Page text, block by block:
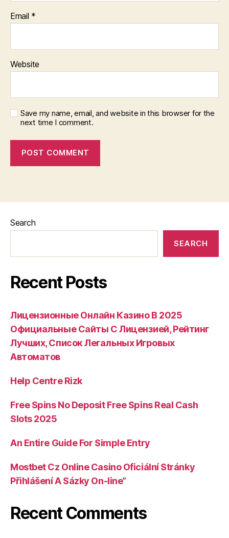
Email *
Website
Save my name, email, and website in this browser for the
next time I comment.
Search
SEARCH
Recent Posts
Лицензионные Онлайн Казино В 2025
Официальные Сайты С Лицензией, Рейтинг
Лучших, Список Легальных Игровых
Автоматов
Help Centre Rizk
Free Spins No Deposit Free Spins Real Cash
Slots 2025
An Entire Guide For Simple Entry
Mostbet Cz Online Casino Oficiální Stránky
Přihlášení A Sázky On-line”
Recent Comments